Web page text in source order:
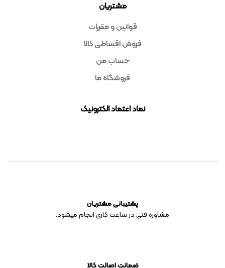
مشتریان
قوانین و مقررات
فروش اقساطی کالا
حساب من
فروشگاه ما
نماد اعتماد الکترونیک
پشتیبانی مشتریان
مشاوره فنی در ساعت کاری انجام میشود.
ضمانت اصالت کالا